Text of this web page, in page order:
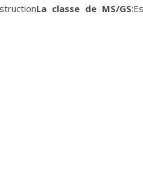
La classe de MS/GS